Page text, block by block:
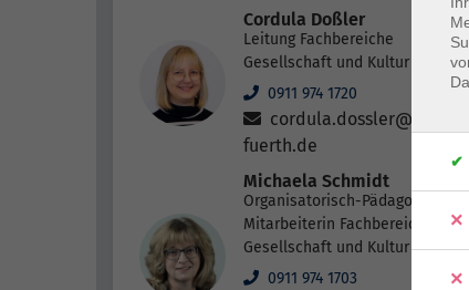
Cordula Doßler
Leitung Fachbereiche
Gesellschaft und Kultur
0911 974 1720
cordula.dossler@vhs-
fuerth.de
Michaela Schmidt
Organisatorisch-Pädagogische
Mitarbeiterin Fachbereiche
Gesellschaft und Kultur
0911 974 1703